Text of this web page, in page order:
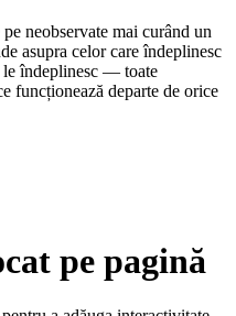
neobservate mai curând un
asupra celor care îndeplinesc
le îndeplinesc — toate
funcționează departe de orice
pe pagină